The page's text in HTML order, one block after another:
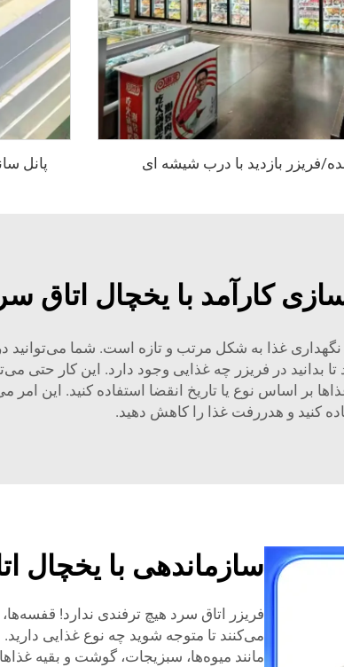
فریزر بازدید با درب شیشه ای پانل
کارآمد با یخچال اتاق
نگهداری غذا به شکل مرتب و تازه است. شما می‌توانید در
در فریزر چه غذایی وجود دارد. این کار حتی
بر اساس نوع یا تاریخ انقضا استفاده کنید. این
کنید و هدررفت غذا را کاهش دهید.
سازماندهی با یخچال
فریزر اتاق سرد هیچ ترفندی ندارد!
می‌کنند تا متوجه شوید چه نوع غذایی دارید.
مانند میوه‌ها، سبزیجات، گوشت و بقیه